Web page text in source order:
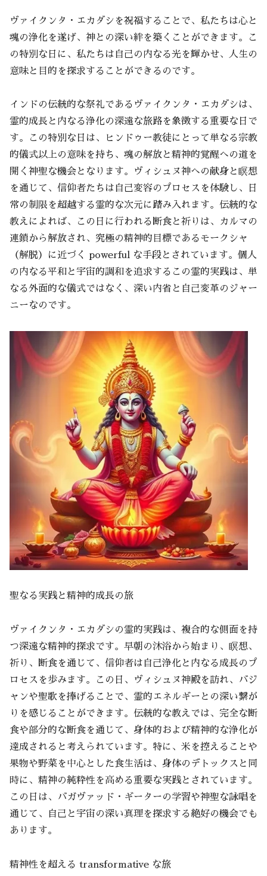
ヴァイクンタ・エカダシを祝福することで、私たちは心と
魂の浄化を遂げ、神との深い絆を築くことができます。こ
の特別な日に、私たちは自己の内なる光を輝かせ、人生の
意味と目的を探求することができるのです。
インドの伝統的な祭礼であるヴァイクンタ・エカダシは、
霊的成長と内なる浄化の深遠な旅路を象徴する重要な日で
す。この特別な日は、ヒンドゥー教徒にとって単なる宗教
的儀式以上の意味を持ち、魂の解放と精神的覚醒への道を
開く神聖な機会となります。ヴィシュヌ神への献身と瞑想
を通じて、信仰者たちは自己変容のプロセスを体験し、日
常の制限を超越する霊的な次元に踏み入れます。伝統的な
教えによれば、この日に行われる断食と祈りは、カルマの
連鎖から解放され、究極の精神的目標であるモークシャ
（解脱）に近づく powerful な手段とされています。個人
の内なる平和と宇宙的調和を追求するこの霊的実践は、単
なる外面的な儀式ではなく、深い内省と自己変革のジャー
ニーなのです。
聖なる実践と精神的成長の旅
ヴァイクンタ・エカダシの霊的実践は、複合的な側面を持
つ深遠な精神的探求です。早朝の沐浴から始まり、瞑想、
祈り、断食を通じて、信仰者は自己浄化と内なる成長のプ
ロセスを歩みます。この日、ヴィシュヌ神殿を訪れ、バジ
ャンや聖歌を捧げることで、霊的エネルギーとの深い繋が
りを感じることができます。伝統的な教えでは、完全な断
食や部分的な断食を通じて、身体的および精神的な浄化が
達成されると考えられています。特に、米を控えることや
果物や野菜を中心とした食生活は、身体のデトックスと同
時に、精神の純粋性を高める重要な実践とされています。
この日は、バガヴァッド・ギーターの学習や神聖な詠唱を
通じて、自己と宇宙の深い真理を探求する絶好の機会でも
あります。
精神性を超える transformative な旅